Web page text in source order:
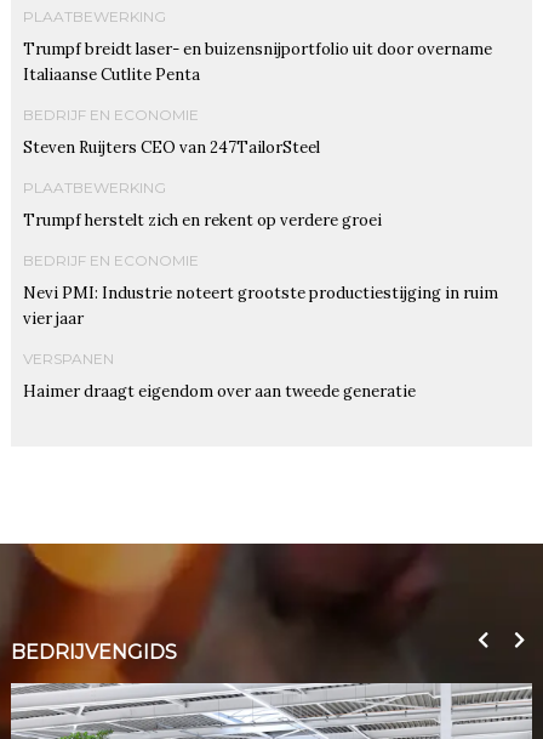
PLAATBEWERKING
Trumpf breidt laser- en buizensnijportfolio uit door overname
Italiaanse Cutlite Penta
BEDRIJF EN ECONOMIE
Steven Ruijters CEO van 247TailorSteel
PLAATBEWERKING
Trumpf herstelt zich en rekent op verdere groei
BEDRIJF EN ECONOMIE
Nevi PMI: Industrie noteert grootste productiestijging in ruim
vier jaar
VERSPANEN
Haimer draagt eigendom over aan tweede generatie
BEDRIJVENGIDS